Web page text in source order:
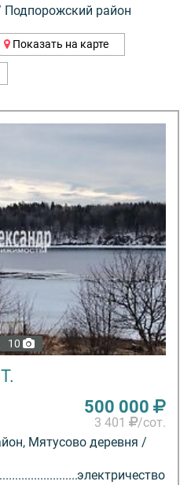
Подпорожский район
Показать на карте
10
500 000
3 401
/сот.
Мятусово деревня /
электричество